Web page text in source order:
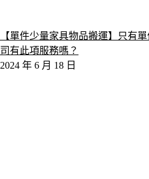
【單件少量家具物品搬運】只有
司有此項服務嗎？
2024 年 6 月 18 日